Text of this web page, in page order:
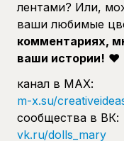
лентами? Или,
ваши любимые
комментариях,
ваши истории! ❤️
канал в МАХ:
m-x.su/
сообщества в ВК:
vk.ru/dolls_mary